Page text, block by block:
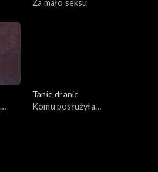
Za mało seksu
Tanie dranie
Komu posłużyła